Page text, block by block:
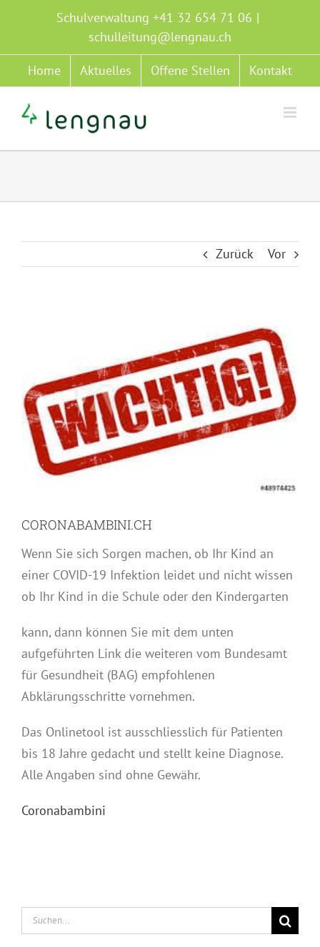
springen
Schulverwaltung +41 32 654 71 06 |
schulleitung@lengnau.ch
Home Aktuelles Offene Stellen Kontakt
Zurück Vor
CORONABAMBINI.CH
Wenn Sie sich Sorgen machen, ob Ihr Kind an
einer COVID-19 Infektion leidet und nicht wissen
ob Ihr Kind in die Schule oder den Kindergarten
kann, dann können Sie mit dem unten
aufgeführten Link die weiteren vom Bundesamt
für Gesundheit (BAG) empfohlenen
Abklärungsschritte vornehmen.
Das Onlinetool ist ausschliesslich für Patienten
bis 18 Jahre gedacht und stellt keine Diagnose.
Alle Angaben sind ohne Gewähr.
Coronabambini
Suche
nach: